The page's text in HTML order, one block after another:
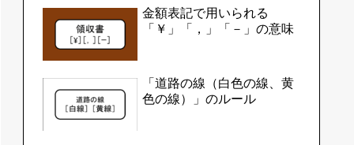
金額表記で用いられる
「￥」「，」「－」の意味
「道路の線（白色の線、黄
色の線）」のルール